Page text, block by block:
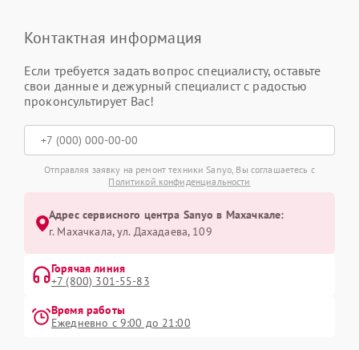
Контактная информация
Если требуется задать вопрос специалисту, оставьте
свои данные и дежурный специалист с радостью
проконсультирует Вас!
Отправляя заявку на ремонт техники Sanyo, Вы соглашаетесь с
Политикой конфиденциальности
Адрес сервисного центра Sanyo в Махачкале:
г. Махачкала, ул. Дахадаева, 109
Горячая линия
+7 (800) 301-55-83
Время работы
Ежедневно с 9:00 до 21:00